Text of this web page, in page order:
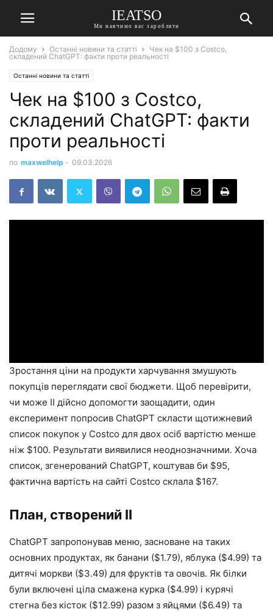
IEATSO
Ми навчимо вас заробляти
Додому Останні новини та статті
Чек на $100 з Costco,
складений ChatGPT: факти проти реальності
Останні новини та статті
Чек на $100 з Costco,
складений ChatGPT: факти
проти реальності
по maxwelhelp - 09.03.2026
Зростання ціни на продукти харчування змушують
покупців переглядати свої бюджети. Щоб перевірити,
чи може ІІ дійсно допомогти заощадити, один
експеримент попросив ChatGPT скласти щотижневий
список покупок у Costco для двох осіб вартістю менше
ніж $100. Результати виявилися неоднозначними. Хоча
список, згенерований ChatGPT, коштував би $95,
фактична вартість на сайті Costco склала $167.
План, створений ІІ
ChatGPT запропонував меню, засноване на таких
основних продуктах, як банани ($1.79), яблука ($4.99) та
дитячі моркви ($3.49) для фруктів та овочів. Як білки
були включені ціла смажена курка ($4.99) і курячі
стегна без кісток ($12.99) разом з яйцями ($6.49) та